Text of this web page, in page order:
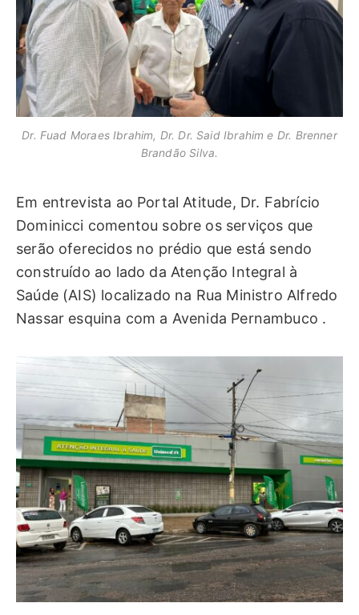
Dr. Fuad Moraes Ibrahim, Dr. Dr. Said Ibrahim e Dr. Brenner
Brandão Silva.
Em entrevista ao Portal Atitude, Dr. Fabrício
Dominicci comentou sobre os serviços que
serão oferecidos no prédio que está sendo
construído ao lado da Atenção Integral à
Saúde (AIS) localizado na Rua Ministro Alfredo
Nassar esquina com a Avenida Pernambuco .